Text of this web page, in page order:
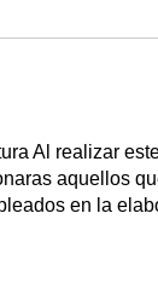
Al realizar
aquellos
en la